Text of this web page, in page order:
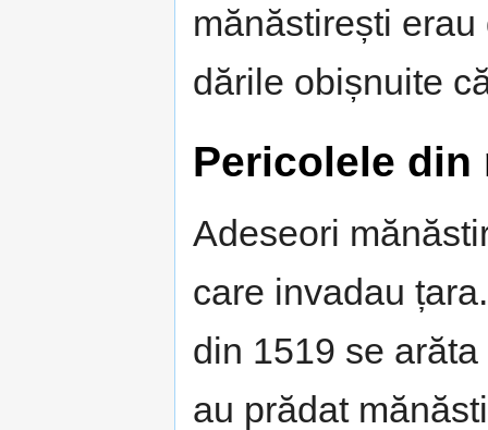
mănăstirești
dările obișnuite
Pericolele din
Adeseori
care invadau
din 1519 se
au prădat